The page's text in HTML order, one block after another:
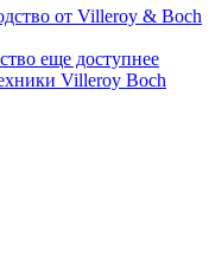
от Villeroy & Boch
еще доступнее
Villeroy Boch